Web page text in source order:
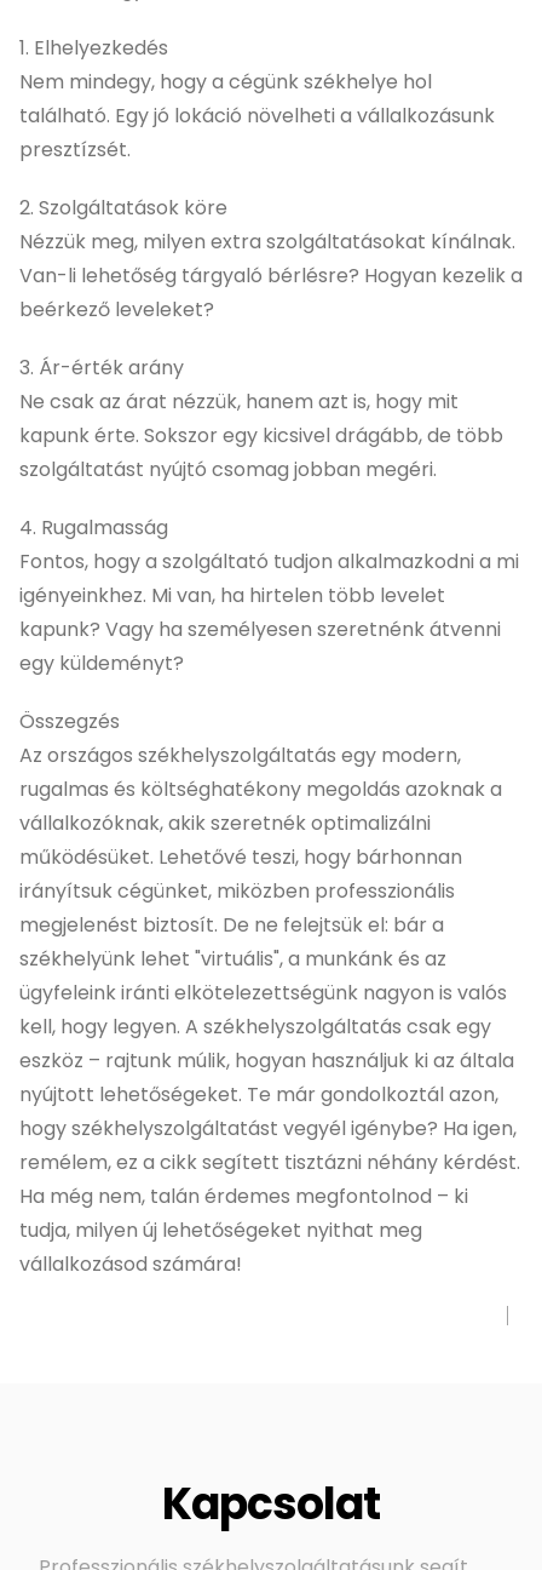
1. Elhelyezkedés
Nem mindegy, hogy a cégünk székhelye hol
található. Egy jó lokáció növelheti a vállalkozásunk
presztízsét.
2. Szolgáltatások köre
Nézzük meg, milyen extra szolgáltatásokat kínálnak.
Van-li lehetőség tárgyaló bérlésre? Hogyan kezelik a
beérkező leveleket?
3. Ár-érték arány
Ne csak az árat nézzük, hanem azt is, hogy mit
kapunk érte. Sokszor egy kicsivel drágább, de több
szolgáltatást nyújtó csomag jobban megéri.
4. Rugalmasság
Fontos, hogy a szolgáltató tudjon alkalmazkodni a mi
igényeinkhez. Mi van, ha hirtelen több levelet
kapunk? Vagy ha személyesen szeretnénk átvenni
egy küldeményt?
Összegzés
Az országos székhelyszolgáltatás egy modern,
rugalmas és költséghatékony megoldás azoknak a
vállalkozóknak, akik szeretnék optimalizálni
működésüket. Lehetővé teszi, hogy bárhonnan
irányítsuk cégünket, miközben professzionális
megjelenést biztosít. De ne felejtsük el: bár a
székhelyünk lehet "virtuális", a munkánk és az
ügyfeleink iránti elkötelezettségünk nagyon is valós
kell, hogy legyen. A székhelyszolgáltatás csak egy
eszköz – rajtunk múlik, hogyan használjuk ki az általa
nyújtott lehetőségeket. Te már gondolkoztál azon,
hogy székhelyszolgáltatást vegyél igénybe? Ha igen,
remélem, ez a cikk segített tisztázni néhány kérdést.
Ha még nem, talán érdemes megfontolnod – ki
tudja, milyen új lehetőségeket nyithat meg
vállalkozásod számára!
Kapcsolat